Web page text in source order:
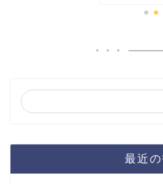
最近